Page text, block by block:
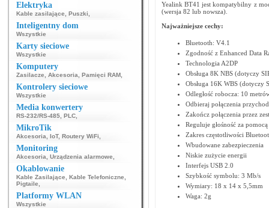
Elektryka
Kable zasilające Puszki
Inteligentny dom
Wszystkie
Karty sieciowe
Wszystkie
Komputery
Zasilacze Akcesoria Pamięci RAM
Kontrolery sieciowe
Wszystkie
Media konwertery
RS-232/RS-485 PLC
MikroTik
Akcesoria IoT, Routery WiFi
Monitoring
Akcesoria Urządzenia alarmowe
Okablowanie
Kable Zasilające Kable Telefoniczne
Pigtaile
Platformy WLAN
Wszystkie
Yealink BT41 jest kompatybilny z
(wersja 82 lub nowsza).
Najważniejsze cechy:
Bluetooth: V4.1
Zgodność z Enhanced Data
Technologia A2DP
Obsługa 8K NBS (dotyczy
Obsługa 16K WBS (dotyczy
Odległość robocza: 10
Odbieraj połączenia
Zakończ połączenia przez
Reguluje głośność za
Zakres częstotliwości
Wbudowane zabezpieczenia
Niskie zużycie energii
Interfejs USB 2.0
Szybkość symbolu: 3 Mb/s
Wymiary: 18 x 14 x 5,5mm
Waga: 2g